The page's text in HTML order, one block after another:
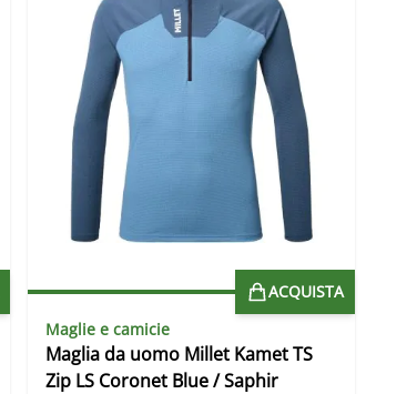
ACQUISTA
Maglie e camicie
Maglia da uomo Millet Kamet TS
Zip LS Coronet Blue / Saphir